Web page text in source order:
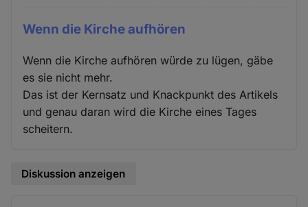
Wenn die Kirche aufhören
Wenn die Kirche aufhören würde zu lügen, gäbe
es sie nicht mehr.
Das ist der Kernsatz und Knackpunkt des Artikels
und genau daran wird die Kirche eines Tages
scheitern.
Diskussion anzeigen